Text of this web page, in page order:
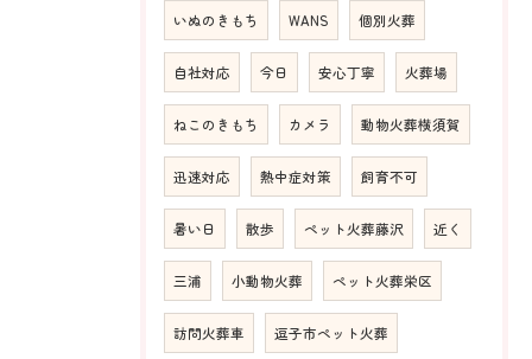
いぬのきもち WANS 個別火葬
自社対応 今日 安心丁寧 火葬場
ねこのきもち カメラ 動物火葬横須賀
迅速対応 熱中症対策 飼育不可
暑い日 散歩 ペット火葬藤沢 近く
三浦 小動物火葬 ペット火葬栄区
訪問火葬車 逗子市ペット火葬